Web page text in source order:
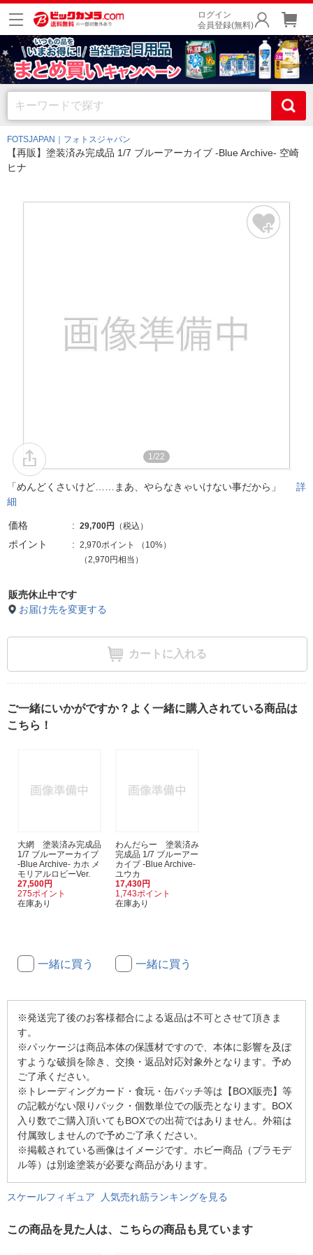
ログイン
会員登録(無料)
FOTSJAPAN｜フォトスジャパン
【再販】塗装済み完成品 1/7 ブルーアーカイブ -Blue Archive- 空崎
ヒナ
1/22
「めんどくさいけど……まあ、やらなきゃいけない事だから」 詳
細
価格 29,700円 （税込）
ポイント 2,970ポイント （ 10%）
（2,970円相当）
販売休止中です
お届け先を変更する
カートに入れる
ご一緒にいかがですか？よく一緒に購入されている商品は
こちら！
大網 塗装済み完成品
1/7 ブルーアーカイブ
-Blue Archive- カホ メ
モリアルロビーVer.
27,500円
275ポイント
在庫あり
一緒に買う
わんだらー 塗装済み
完成品 1/7 ブルーアー
カイブ -Blue Archive-
ユウカ
17,430円
1,743ポイント
在庫あり
一緒に買う
※発送完了後のお客様都合による返品は不可とさせて頂きま
す。
※パッケージは商品本体の保護材ですので、本体に影響を及ぼ
すような破損を除き、交換・返品対応対象外となります。予め
ご了承ください。
※トレーディングカード・食玩・缶バッチ等は【BOX販売】等
の記載がない限りパック・個数単位での販売となります。BOX
入り数でご購入頂いてもBOXでの出荷ではありません。外箱は
付属致しませんので予めご了承ください。
※掲載されている画像はイメージです。ホビー商品（プラモデ
ル等）は別途塗装が必要な商品があります。
スケールフィギュア 人気売れ筋ランキングを見る
この商品を見た人は、こちらの商品も見ています